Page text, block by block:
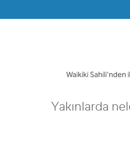
Waikiki Sahili'nden
Yakınlarda